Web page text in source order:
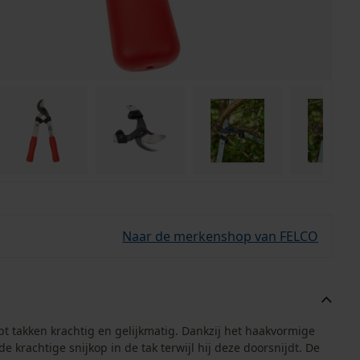
Naar de merkenshop van FELCO
takken krachtig en gelijkmatig. Dankzij het haakvormige
krachtige snijkop in de tak terwijl hij deze doorsnijdt. De